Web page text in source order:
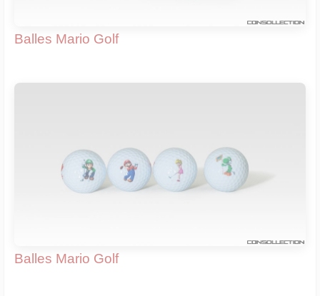
Balles Mario Golf
Balles Mario Golf